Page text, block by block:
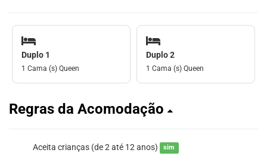
Duplo 1
1 Cama (s) Queen
Duplo 2
1 Cama (s) Queen
Regras da Acomodação
Aceita crianças (de 2 até 12 anos) sim